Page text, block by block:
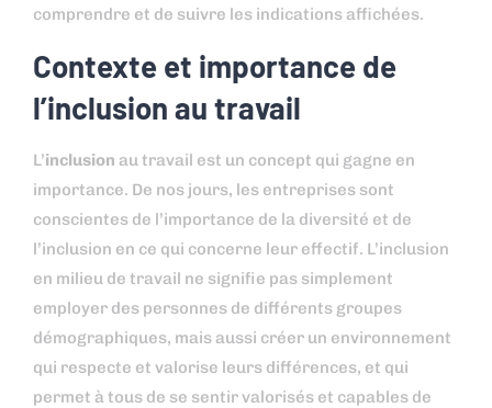
comprendre et de suivre les indications affichées.
Contexte et importance de
l’inclusion au travail
L’inclusion au travail est un concept qui gagne en
importance. De nos jours, les entreprises sont
conscientes de l’importance de la diversité et de
l’inclusion en ce qui concerne leur effectif. L’inclusion
en milieu de travail ne signifie pas simplement
employer des personnes de différents groupes
démographiques, mais aussi créer un environnement
qui respecte et valorise leurs différences, et qui
permet à tous de se sentir valorisés et capables de